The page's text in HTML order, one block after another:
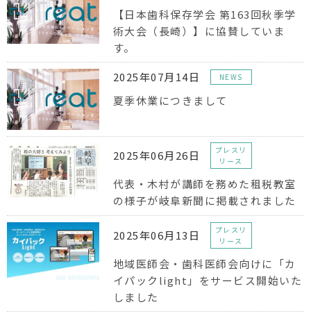
【日本歯科保存学会 第163回秋季学
術大会（長崎）】に協賛していま
す。
2025年07月14日 NEWS
夏季休業につきまして
2025年06月26日
プレスリ
リース
代表・木村が講師を務めた租税教室
の様子が岐阜新聞に掲載されました
2025年06月13日
プレスリ
リース
地域医師会・歯科医師会向けに「カ
イパックlight」をサービス開始いた
しました